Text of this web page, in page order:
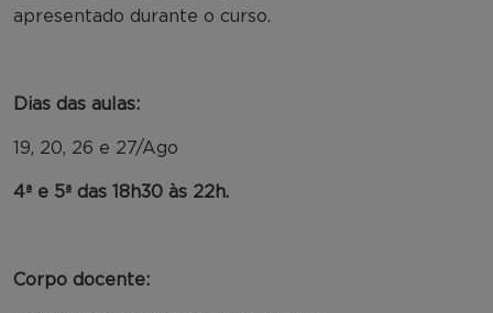
apresentado durante o curso.
Dias das aulas:
19, 20, 26 e 27/Ago
4ª e 5ª das 18h30 às 22h.
Corpo docente: